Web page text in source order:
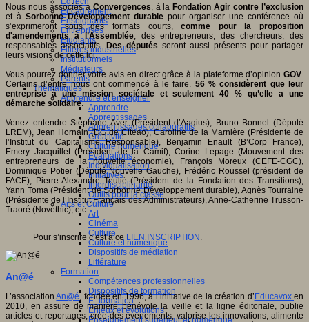
Encadrement
Enseignants
Entreprises
Etudiants
Filières industrielles
Institutionnels
Médiateurs
Parents
Thématiques
Apprendre et enseigner
Apprendre
Apprentissages
Apprentissages collaboratifs
Créativité
Culture numérique
Evaluations
Individualisation
Initiatives
Interdisciplinarité
Outils pour la classe
Arts et Culture
Art
Cinéma
Culture
Culture et numérique
Dispositifs de médiation
Littérature
Formation
Compétences professionnelles
Dispositifs de formation
E- formation
Enjeux et évolutions
Enseignement supérieur et numérique
Nous nous associés àConvergences, à laFondation Agir contre l’exclusion
et à Sorbonne Développement durable pour organiser une conférence où
s’exprimeront sous des formats courts,comme pour la proposition
d'amendements à l’Assemblée, des entrepreneurs, des chercheurs, des
responsables associatifs.Des députés seront aussi présents pour partager
leurs visions de cette loi.
Vous pourrez donner votre avis en direct grâce à la plateforme d’opinion GOV.
Certains d’entre nous ont commencé à le faire. 56 % considèrent que leur
entreprise à une mission sociétale et seulement 40 % qu’elle a une
démarche solidaire.
Venez entendre Stéphane Aver (Président d’Aaqius), Bruno Bonnel (Député
LREM), Jean Hornain (DG de Citeao), Caroline de la Marnière (Présidente de
l’Institut du Capitalisme Responsable), Benjamin Enault (B’Corp France),
Emery Jacquillet (Président de la Camif), Corine Lepage (Mouvement des
entrepreneurs de la nouvelle économie), François Moreux (CEFE-CGC),
Dominique Potier (Député Nouvelle Gauche), Frédéric Roussel (président de
FACE), Pierre-Alexandre Teulié (Président de la Fondation des Transitions),
Yann Toma (Président de Sorbonne Développement durable), Agnès Tourraine
(Présidente de l’Institut Français des Administrateurs), Anne-Catherine Trusson-
Traoré (Novethic), etc.
Pour s’inscrire c’est à ce LIEN INSCRIPTION.
An@é
L’associationAn@é, fondée en 1996, à l’initiative de la création d’ Educavoxen
2010, en assure de manière bénévole la veille et la ligne éditoriale, publie
articles et reportages, crée des événements, valorise les innovations, alimente